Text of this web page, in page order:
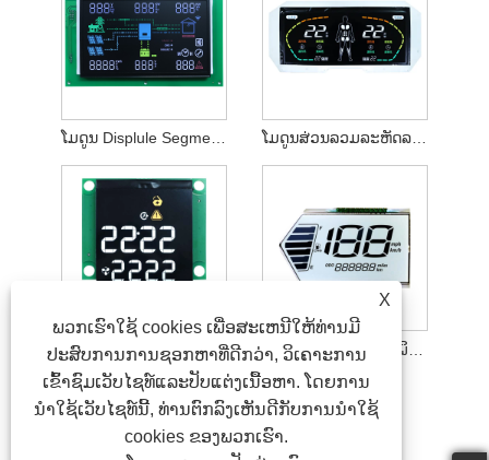
ໂມດູນ Displule Segment Segion VA LCD ໂມດູນສ່ວນລວມລະຫັດລະຫັດ
ໂມດູນ Displule ສ່ວນ 100
X
ພວກເຮົາໃຊ້ cookies ເພື່ອສະເຫນີໃຫ້ທ່ານມີ
ປະສົບການການຊອກຫາທີ່ດີກວ່າ, ວິເຄາະການ
ເຂົ້າຊົມເວັບໄຊທ໌ແລະປັບແຕ່ງເນື້ອຫາ. ໂດຍການ
ນໍາໃຊ້ເວັບໄຊທ໌ນີ້, ທ່ານຕົກລົງເຫັນດີກັບການນໍາໃຊ້
cookies ຂອງພວກເຮົາ.